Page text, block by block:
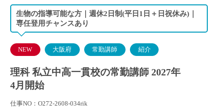
生物の指導可能な方｜週休2日制(平日1日＋日祝休み)｜
専任登用チャンスあり
NEW 大阪府 常勤講師 紹介
理科 私立中高一貫校の常勤講師 2027年
4月開始
仕事NO：O272-2608-034rik